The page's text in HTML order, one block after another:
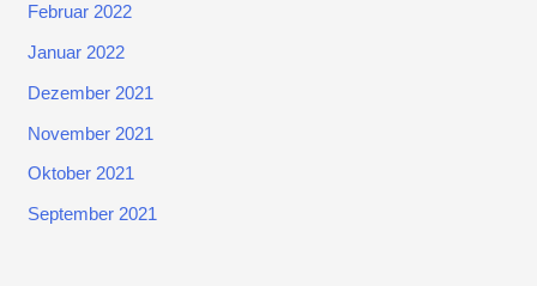
Februar 2022
Januar 2022
Dezember 2021
November 2021
Oktober 2021
September 2021